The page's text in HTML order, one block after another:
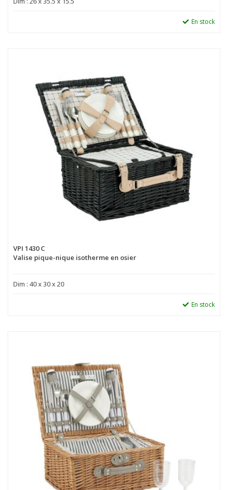
En stock
VPI 1430 C
Valise pique-nique isotherme en osier
Dim : 40 x 30 x 20
En stock